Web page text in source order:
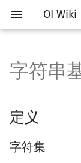
OI Wiki
入
以
始
搜
Getting Started
关于本项目
如何参与
比赛相关简介
赛事
题型
工具软件简介
代码编辑工具
评测工具
语言基础简介
C++ 基础
C++ 标准库
算法基础简介
复杂度
枚举
搜索部分简介
DFS（搜索）
BFS（搜索）
动态规划部分简
动态规划基础
记忆化搜索
定义
字符集
字符串
后缀数组简介
最优原地后缀排
数学部分简介
布尔代数
数字系统
数据结构部分简
栈
队列
图论部分简介
图论相关概念
图的存储
计算几何部分简
二维计算几何基础
三维计算几何基础
杂项简介
离散化
双指针
RMQ
并查集应用
括号序列
字符串
定义
字符集